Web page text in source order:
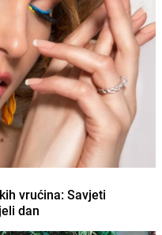
vrućina: Savjeti
dan